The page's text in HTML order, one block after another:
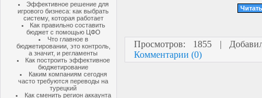
Эффективное решение для
игрового бизнеса: как выбрать
систему, которая работает
Как правильно составить
бюджет с помощью ЦФО
Что главное в
бюджетировании, это контроль,
а значит, и регламенты
Как построить эффективное
бюджетирование
Каким компаниям сегодня
часто требуются переводы на
турецкий
Как сменить регион аккаунта
Просмотров: 1855 |
Комментарии (0)